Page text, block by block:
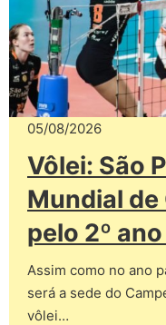
05/08/2026
Vôlei: São
Mundial
pelo 2º
Assim como no ano
será a sede do
vôlei…